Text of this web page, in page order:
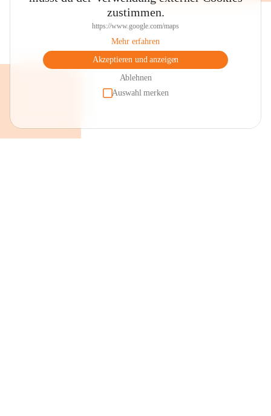
zustimmen.
https://www.google.com/maps
Mehr erfahren
Akzeptieren und anzeigen
Ablehnen
Auswahl merken